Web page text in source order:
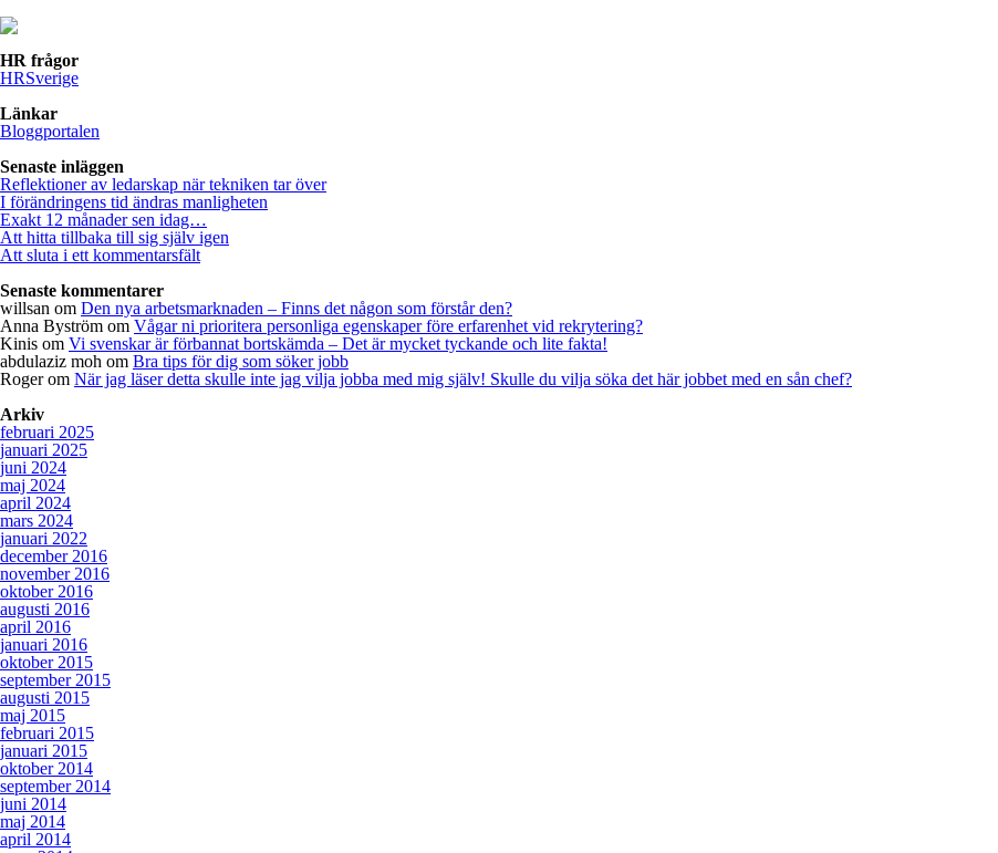
HR frågor
HRSverige
Länkar
Bloggportalen
Senaste inläggen
Reflektioner av ledarskap när tekniken tar över
I förändringens tid ändras manligheten
Exakt 12 månader sen idag…
Att hitta tillbaka till sig själv igen
Att sluta i ett kommentarsfält
Senaste kommentarer
willsan om Den nya arbetsmarknaden – Finns det någon som förstår den?
Anna Byström om Vågar ni prioritera personliga egenskaper före erfarenhet vid rekrytering?
Kinis om Vi svenskar är förbannat bortskämda – Det är mycket tyckande och lite fakta!
abdulaziz moh om Bra tips för dig som söker jobb
Rogerom När jag läser detta skulle inte jag vilja jobba med mig själv! Skulle du vilja söka det här jobbet med en sån chef?
Arkiv
februari 2025
januari 2025
juni 2024
maj 2024
april 2024
mars 2024
januari 2022
december 2016
november 2016
oktober 2016
augusti 2016
april 2016
januari 2016
oktober 2015
september 2015
augusti 2015
maj 2015
februari 2015
januari 2015
oktober 2014
september 2014
juni 2014
maj 2014
april 2014